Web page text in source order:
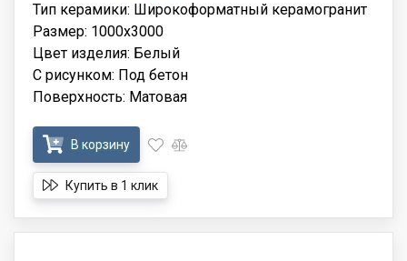
Тип керамики: Широкоформатный керамогранит
Размер: 1000x3000
Цвет изделия: Белый
С рисунком: Под бетон
Поверхность: Матовая
В корзину
Купить в 1 клик